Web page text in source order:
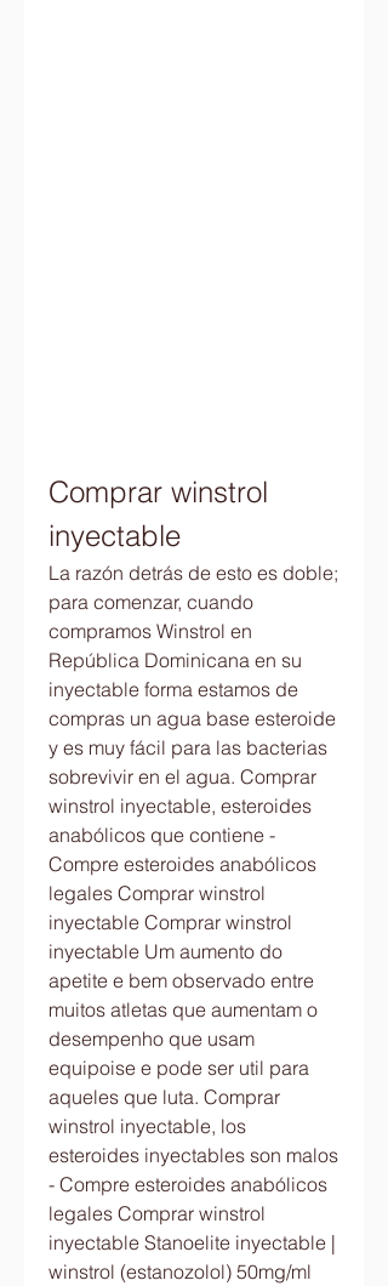
Comprar winstrol
inyectable
La razón detrás de esto es doble;
para comenzar, cuando
compramos Winstrol en
República Dominicana en su
inyectable forma estamos de
compras un agua base esteroide
y es muy fácil para las bacterias
sobrevivir en el agua. Comprar
winstrol inyectable, esteroides
anabólicos que contiene -
Compre esteroides anabólicos
legales Comprar winstrol
inyectable Comprar winstrol
inyectable Um aumento do
apetite e bem observado entre
muitos atletas que aumentam o
desempenho que usam
equipoise e pode ser util para
aqueles que luta. Comprar
winstrol inyectable, los
esteroides inyectables son malos
- Compre esteroides anabólicos
legales Comprar winstrol
inyectable Stanoelite inyectable |
winstrol (estanozolol) 50mg/ml